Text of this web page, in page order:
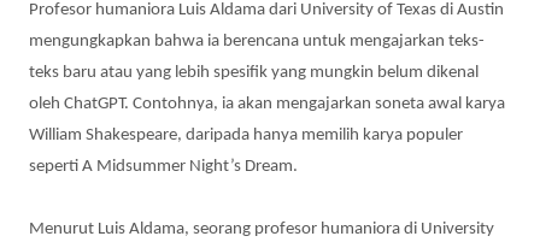
Profesor humaniora Luis Aldama dari University of Texas di Austin
mengungkapkan bahwa ia berencana untuk mengajarkan teks-
teks baru atau yang lebih spesifik yang mungkin belum dikenal
oleh ChatGPT. Contohnya, ia akan mengajarkan soneta awal karya
William Shakespeare, daripada hanya memilih karya populer
seperti A Midsummer Night’s Dream.
Menurut Luis Aldama, seorang profesor humaniora di University